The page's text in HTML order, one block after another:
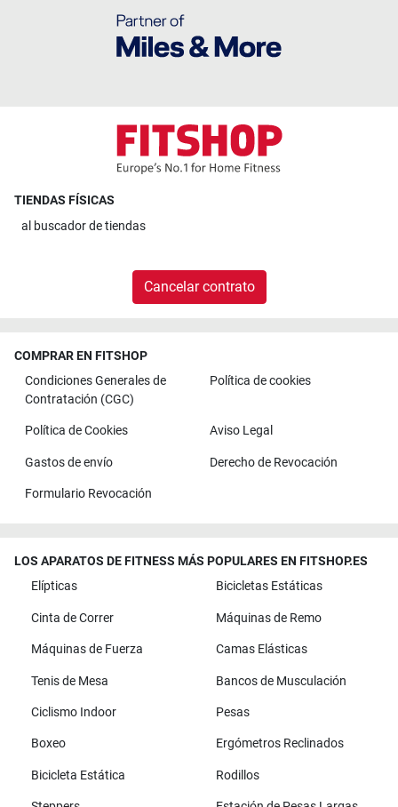
TIENDAS FÍSICAS
al buscador de tiendas
Cancelar contrato
COMPRAR EN FITSHOP
Condiciones Generales de
Contratación (CGC)
Política de cookies
Política de Cookies Aviso Legal
Gastos de envío Derecho de Revocación
Formulario Revocación
LOS APARATOS DE FITNESS MÁS POPULARES EN FITSHOP.ES
Elípticas
Bicicletas Estáticas
Cinta de Correr Máquinas de Remo
Máquinas de Fuerza Camas Elásticas
Tenis de Mesa Bancos de Musculación
Ciclismo Indoor Pesas
Boxeo Ergómetros Reclinados
Bicicleta Estática Rodillos